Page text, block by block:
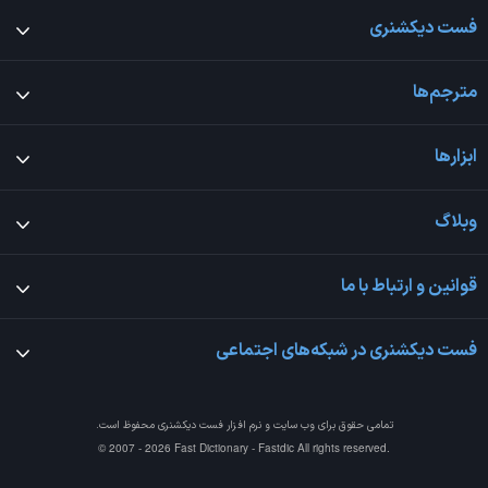
فست دیکشنری
مترجم‌ها
ابزارها
وبلاگ
قوانین و ارتباط با ما
فست دیکشنری در شبکه‌های اجتماعی
تمامی حقوق برای وب سایت و نرم افزارفست دیکشنری محفوظ است.
© 2007 - 2026 Fast Dictionary - Fastdic All rights reserved.